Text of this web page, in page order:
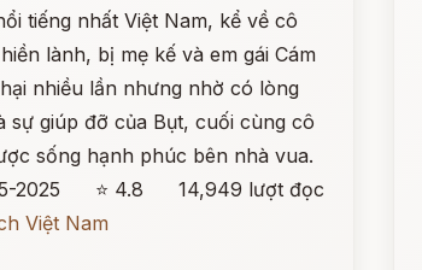
tiếng nhất Việt Nam, kể về cô
lành, bị mẹ kế và em gái Cám
nhiều lần nhưng nhờ có lòng
sự giúp đỡ của Bụt, cuối cùng cô
sống hạnh phúc bên nhà vua.
2025
⭐ 4.8
14,949 lượt đọc
Việt Nam